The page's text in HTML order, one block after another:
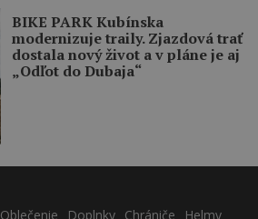
BIKE PARK Kubínska
modernizuje traily. Zjazdová trať
dostala nový život a v pláne je aj
„Odľot do Dubaja“
Oblečenie Doplnky Chrániče
Helmy